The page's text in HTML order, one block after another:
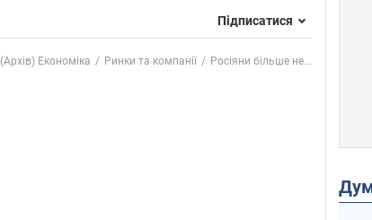
Підписатися
(Архів) Економіка Ринки та компанії Росіяни більше не...